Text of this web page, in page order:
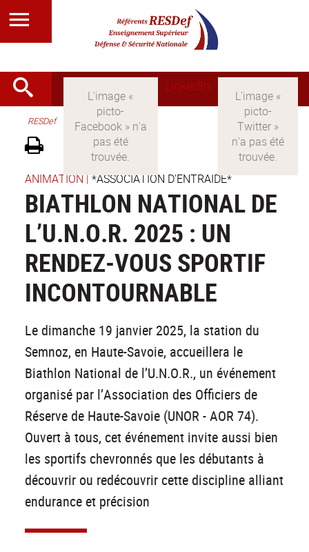
LinkedIn
RESDef
ANIMATION | *ASSOCIATION D'ENTRAIDE*
BIATHLON NATIONAL DE
L’U.N.O.R. 2025 : UN
RENDEZ-VOUS SPORTIF
INCONTOURNABLE
Le dimanche 19 janvier 2025, la station du
Semnoz, en Haute-Savoie, accueillera le
Biathlon National de l’U.N.O.R., un événement
organisé par l’Association des Officiers de
Réserve de Haute-Savoie (UNOR - AOR 74).
Ouvert à tous, cet événement invite aussi bien
les sportifs chevronnés que les débutants à
découvrir ou redécouvrir cette discipline alliant
endurance et précision